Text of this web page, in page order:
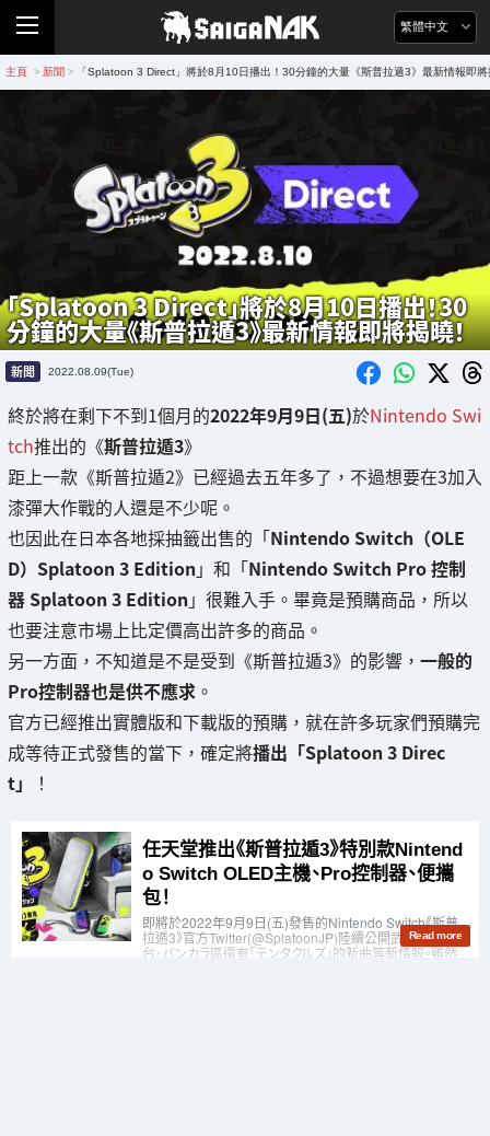
繁體中文
主頁 > 新聞 > 「Splatoon 3 Direct」將於8月10日播出！30分鐘的大量《斯普拉遁3》最新情報即將
「Splatoon 3 Direct」將於8月10日播出！30
分鐘的大量《斯普拉遁3》最新情報即將揭曉！
新聞 2022.08.09(Tue)
終於將在剩下不到1個月的2022年9月9日(五)於Nintendo Swi
tch推出的《斯普拉遁3》
距上一款《斯普拉遁2》已經過去五年多了，不過想要在3加入
漆彈大作戰的人還是不少呢。
也因此在日本各地採抽籤出售的「Nintendo Switch（OLE
D）Splatoon 3 Edition 」和「Nintendo Switch Pro 控制
器 Splatoon 3 Edition 」很難入手。畢竟是預購商品，所以
也要注意市場上比定價高出許多的商品。
另一方面，不知道是不是受到《斯普拉遁3》的影響， 一般的
Pro控制器也是供不應求 。
官方已經推出實體版和下載版的預購，就在許多玩家們預購完
成等待正式發售的當下，確定將播出「Splatoon 3 Direc
t」
！